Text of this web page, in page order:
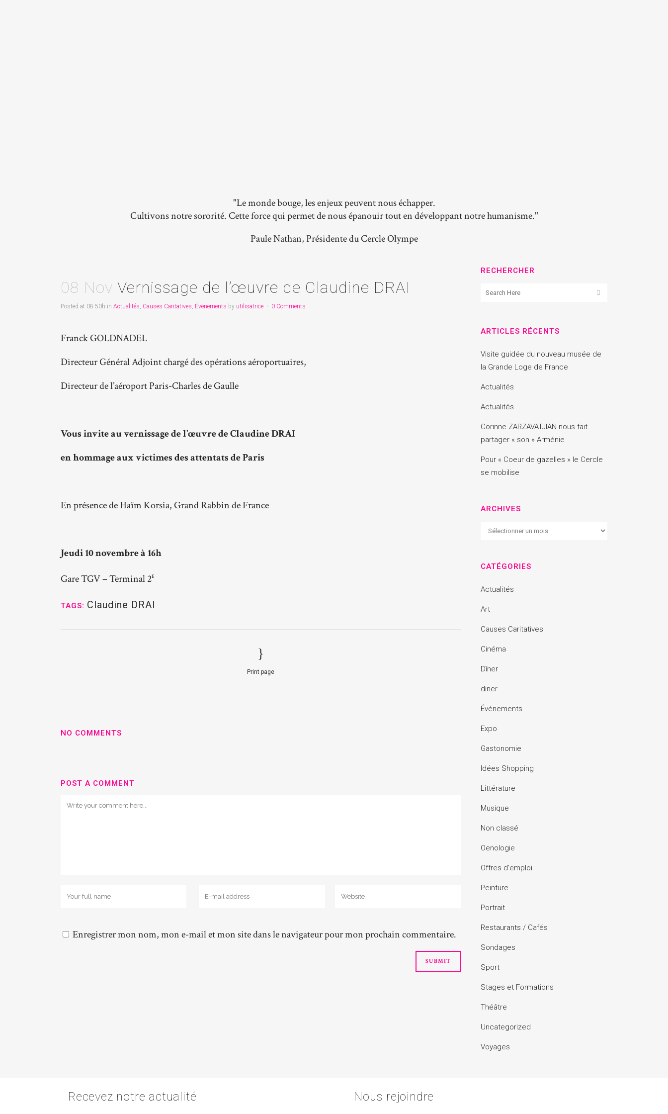
"Le monde bouge, les enjeux peuvent nous échapper.
Cultivons notre sororité. Cette force qui permet de nous épanouir tout en développant notre humanisme."
Paule Nathan, Présidente du Cercle Olympe
08 Nov Vernissage de l’œuvre de Claudine DRAI
Posted at 08:50h in Actualités, Causes Caritatives, Événements by utilisatrice 0 Comments
Franck GOLDNADEL
Directeur Général Adjoint chargé des opérations aéroportuaires,
Directeur de l’aéroport Paris-Charles de Gaulle
Vous invite au vernissage de l’œuvre de Claudine DRAI
en hommage aux victimes des attentats de Paris
En présence de Haïm Korsia, Grand Rabbin de France
Jeudi 10 novembre à 16h
Gare TGV – Terminal 2E
TAGS: Claudine DRAI
Print page
NO COMMENTS
POST A COMMENT
Enregistrer mon nom, mon e-mail et mon site dans le navigateur pour mon prochain commentaire.
RECHERCHER
ARTICLES RÉCENTS
Visite guidée du nouveau musée de
la Grande Loge de France
Actualités
Actualités
Corinne ZARZAVATJIAN nous fait
partager « son » Arménie
Pour « Coeur de gazelles » le Cercle
se mobilise
ARCHIVES
Archives
CATÉGORIES
Actualités
Art
Causes Caritatives
Cinéma
Dîner
diner
Événements
Expo
Gastonomie
Idées Shopping
Littérature
Musique
Non classé
Oenologie
Offres d'emploi
Peinture
Portrait
Restaurants / Cafés
Sondages
Sport
Stages et Formations
Théâtre
Uncategorized
Voyages
Recevez notre actualité Nous rejoindre